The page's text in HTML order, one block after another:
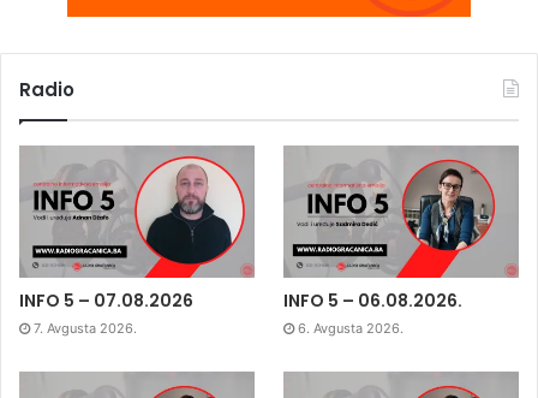
Radio
INFO 5 – 07.08.2026
7. Avgusta 2026.
INFO 5 – 06.08.2026.
6. Avgusta 2026.